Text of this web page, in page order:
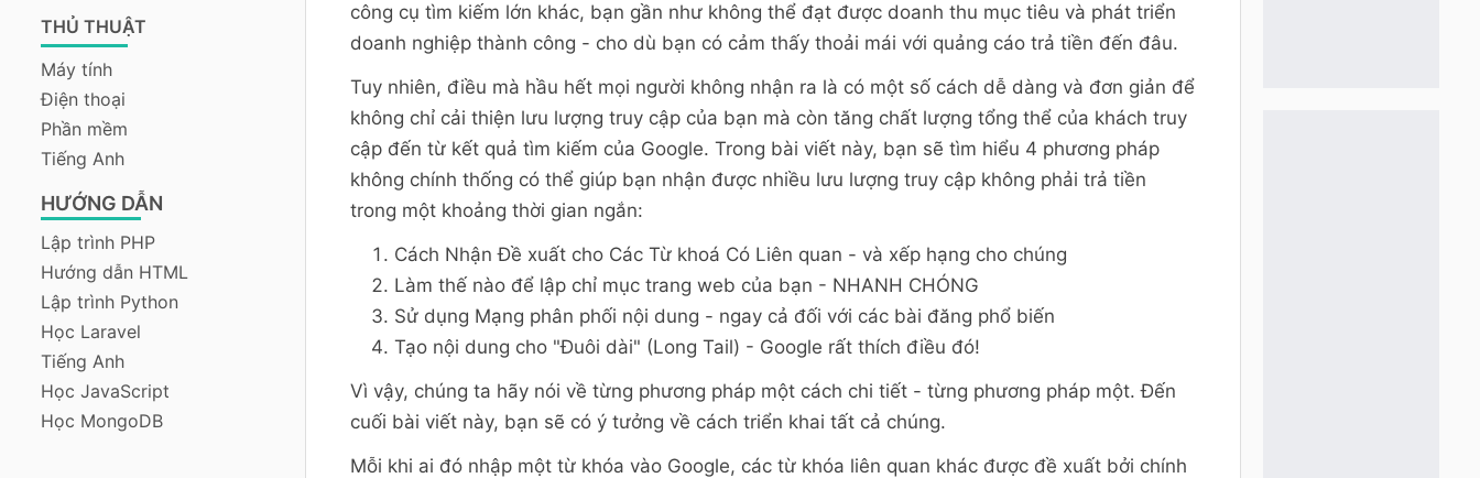
THỦ THUẬT
Máy tính
Điện thoại
Phần mềm
Tiếng Anh
HƯỚNG DẪN
Lập trình PHP
Hướng dẫn HTML
Lập trình Python
Học Laravel
Tiếng Anh
Học JavaScript
Học MongoDB
công cụ tìm kiếm lớn khác, bạn gần như không thể đạt được doanh thu mục tiêu và phát triển
doanh nghiệp thành công - cho dù bạn có cảm thấy thoải mái với quảng cáo trả tiền đến đâu.
Tuy nhiên, điều mà hầu hết mọi người không nhận ra là có một số cách dễ dàng và đơn giản để
không chỉ cải thiện lưu lượng truy cập của bạn mà còn tăng chất lượng tổng thể của khách truy
cập đến từ kết quả tìm kiếm của Google. Trong bài viết này, bạn sẽ tìm hiểu 4 phương pháp
không chính thống có thể giúp bạn nhận được nhiều lưu lượng truy cập không phải trả tiền
trong một khoảng thời gian ngắn:
Cách Nhận Đề xuất cho Các Từ khoá Có Liên quan - và xếp hạng cho chúng
Làm thế nào để lập chỉ mục trang web của bạn - NHANH CHÓNG
Sử dụng Mạng phân phối nội dung - ngay cả đối với các bài đăng phổ biến
Tạo nội dung cho "Đuôi dài" (Long Tail) - Google rất thích điều đó!
Vì vậy, chúng ta hãy nói về từng phương pháp một cách chi tiết - từng phương pháp một. Đến
cuối bài viết này, bạn sẽ có ý tưởng về cách triển khai tất cả chúng.
Mỗi khi ai đó nhập một từ khóa vào Google, các từ khóa liên quan khác được đề xuất bởi chính